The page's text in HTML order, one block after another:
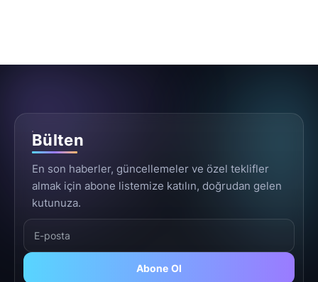
Bülten
En son haberler, güncellemeler ve özel teklifler
almak için abone listemize katılın, doğrudan gelen
kutunuza.
Abone Ol